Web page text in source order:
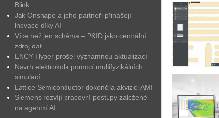
Blink
Jak Onshape a jeho partneři přinášejí
inovace díky AI
Více než jen schéma – P&ID jako centrální
zdroj dat
ENCY Hyper prošel významnou aktualizací
Návrh elektrokola pomocí multifyzikálních
simulací
Lattice Semiconductor dokončila akvizici AMI
Siemens rozvíjí pracovní postupy založené
na agentní AI